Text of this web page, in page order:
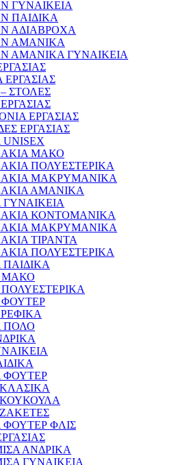
ΓΥΝΑΙΚΕΙΑ
ΠΑΙΔΙΚΑ
ΑΔΙΑΒΡΟΧΑ
ΑΜΑΝΙΚΑ
ΑΜΑΝΙΚΑ ΓΥΝΑΙΚΕΙΑ
ΣΤΟΛΕΣ
ΕΡΓΑΣΙΑΣ
ΕΡΓΑΣΙΑΣ
ΜΑΚΟ
ΠΟΛΥΕΣΤΕΡΙΚΑ
ΜΑΚΡΥΜΑΝΙΚΑ
ΑΜΑΝΙΚΑ
ΚΟΝΤΟΜΑΝΙΚΑ
ΜΑΚΡΥΜΑΝΙΚΑ
ΤΙΡΑΝΤΑ
ΠΟΛΥΕΣΤΕΡΙΚΑ
ΜΑΚΟ
ΠΟΛΥΕΣΤΕΡΙΚΑ
ΦΟΥΤΕΡ
ΠΟΛΟ
ΦΟΥΤΕΡ
ΦΛΙΣ
ΑΝΔΡΙΚΑ
ΓΥΝΑΙΚΕΙΑ